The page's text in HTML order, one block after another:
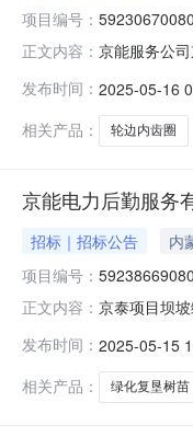
项目编号：
正文内容： 京能服务公
标单位:京能
发布时间： 2025-05-16
相关产品：
轮边内齿圈
京能电力后勤服务
招标｜招标公告 内
项目编号：
正文内容： 京泰项目坝
家湾大塔村
发布时间： 2025-05-15
相关产品：
绿化复垦树苗